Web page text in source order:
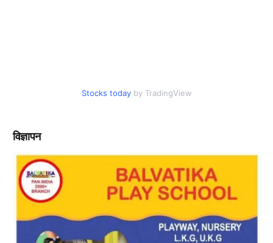
Stocks today by TradingView
विज्ञापन